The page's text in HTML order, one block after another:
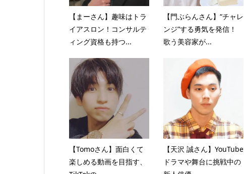
【まーさん】趣味はトラ
イアスロン！コンサルテ
ィング資格も持つ...
【門ぶらんさん】“チャレ
ンジ”する勇気を発信！
歌う美容家が...
【Tomoさん】面白くて
楽しめる動画を目指す、
【天沢 誠さん】YouTube
ドラマや舞台に挑戦中の